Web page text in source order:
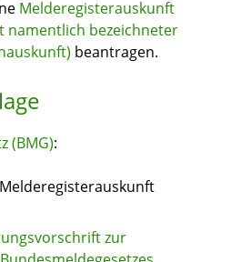
Melderegisterauskunft
namentlich bezeichneter
beantragen.
(BMG):
zur